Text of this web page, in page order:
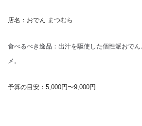
店名：おでん まつむら
食べるべき逸品：出汁を駆使した個性派おで
メ。
予算の目安：5,000円〜9,000円